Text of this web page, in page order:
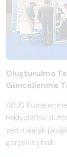
Oluşturulma
Güncellenme
ARUS
Eskişehir'de
yerini alarak
gerçekleştirdi.